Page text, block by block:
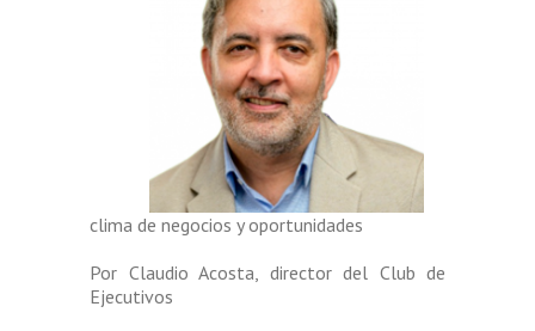
clima de negocios y oportunidades
Por Claudio Acosta, director del Club de
Ejecutivos